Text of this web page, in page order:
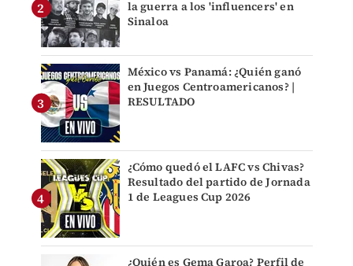
la guerra a los 'influencers' en
Sinaloa
México vs Panamá: ¿Quién ganó
en Juegos Centroamericanos? |
RESULTADO
¿Cómo quedó el LAFC vs Chivas?
Resultado del partido de Jornada
1 de Leagues Cup 2026
¿Quién es Gema Garoa? Perfil de